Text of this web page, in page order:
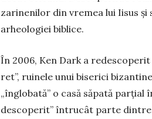
zarinenilor din vremea lui Iisus
arheologiei bibli­ce.
În 2006, Ken Dark a
ret”, ruinele unui bise­rici
„înglobată” o casă săpată
descoperit” întru­cât par­te dintre